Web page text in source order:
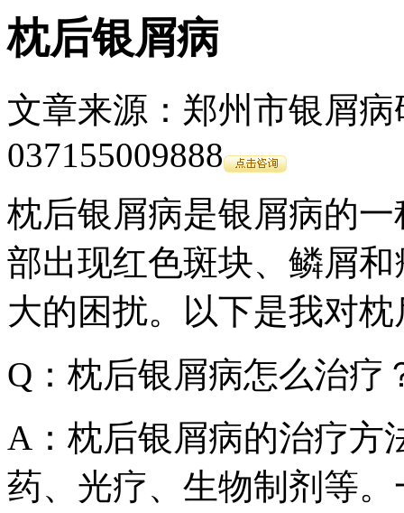
枕后银屑病
文章来源：郑州市银屑病
037155009888
枕后银屑病是银屑病的
部出现红色斑块、鳞屑
大的困扰。以下是我对
Q：枕后银屑病怎么治疗
A：枕后银屑病的治疗方
药、光疗、生物制剂等